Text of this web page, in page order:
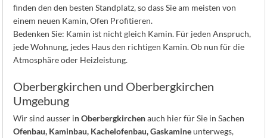
finden den den besten Standplatz, so dass Sie am meisten von
einem neuen Kamin, Ofen Profitieren.
Bedenken Sie: Kamin ist nicht gleich Kamin. Für jeden Anspruch,
jede Wohnung, jedes Haus den richtigen Kamin. Ob nun für die
Atmosphäre oder Heizleistung.
Oberbergkirchen und Oberbergkirchen
Umgebung
Wir sind ausser in Oberbergkirchenauch hier für Sie in Sachen
Ofenbau, Kaminbau, Kachelofenbau, Gaskamineunterwegs,